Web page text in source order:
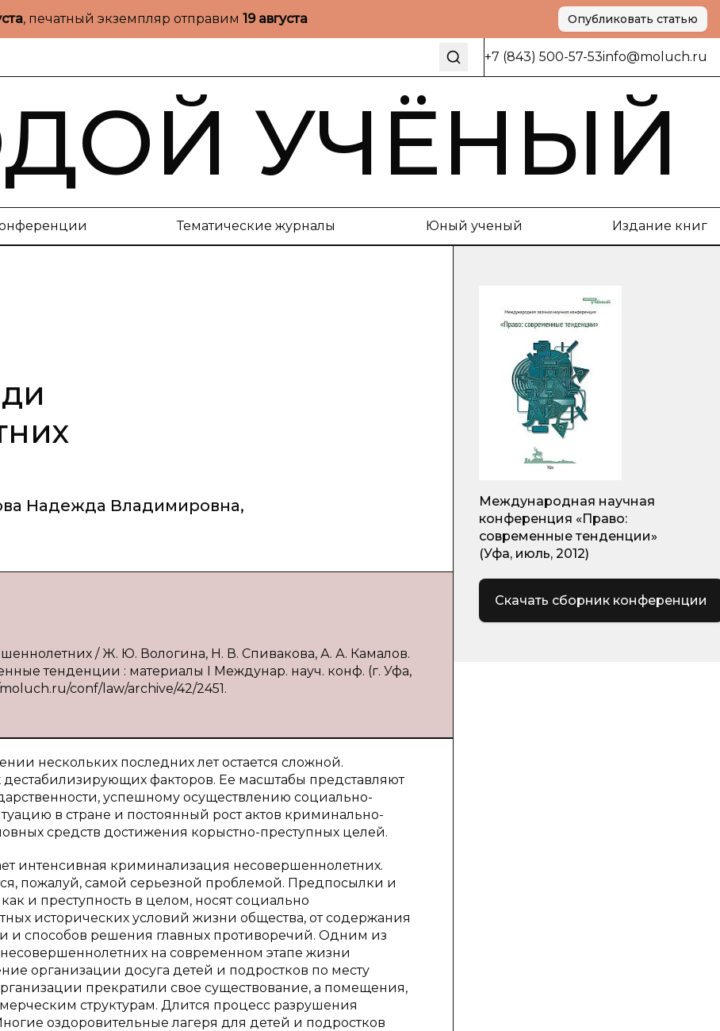
, печатный экземпляр отправим 19 августа Опубликовать статью
+7 (843) 500-57-53info@moluch.ru
УЧЁНЫЙ
Тематические журналы Юный ученый Издание книг
Надежда Владимировна,
/ Ж. Ю. Вологина, Н. В. Спивакова, А. А. Камалов.
тенденции : материалы I Междунар. науч. конф. (г. Уфа,
conf/law/archive/42/2451.
нескольких последних лет остается сложной.
факторов. Ее масштабы представляют
успешному осуществлению социально-
в стране и постоянный рост актов криминально-
средств достижения корыстно-преступных целей.
интенсивная криминализация несовершеннолетних.
пожалуй, самой серьезной проблемой. Предпосылки и
и преступность в целом, носят социально
исторических условий жизни общества, от содержания
и способов решения главных противоречий. Одним из
на современном этапе жизни
организации досуга детей и подростков по месту
прекратили свое существование, а помещения,
структурам. Длится процесс разрушения
оздоровительные лагеря для детей и подростков
Международная научная
конференция «Право:
современные тенденции»
(Уфа, июль, 2012)
Скачать сборник конференции